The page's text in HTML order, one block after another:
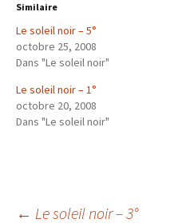
Similaire
Le soleil noir – 5°
octobre 25, 2008
Dans "Le soleil noir"
Le soleil noir – 1°
octobre 20, 2008
Dans "Le soleil noir"
← Le soleil noir – 3°